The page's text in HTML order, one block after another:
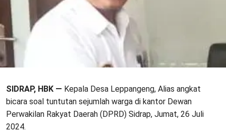
SIDRAP, HBK — Kepala Desa Leppangeng, Alias angkat
bicara soal tuntutan sejumlah warga di kantor Dewan
Perwakilan Rakyat Daerah (DPRD) Sidrap, Jumat, 26 Juli
2024.